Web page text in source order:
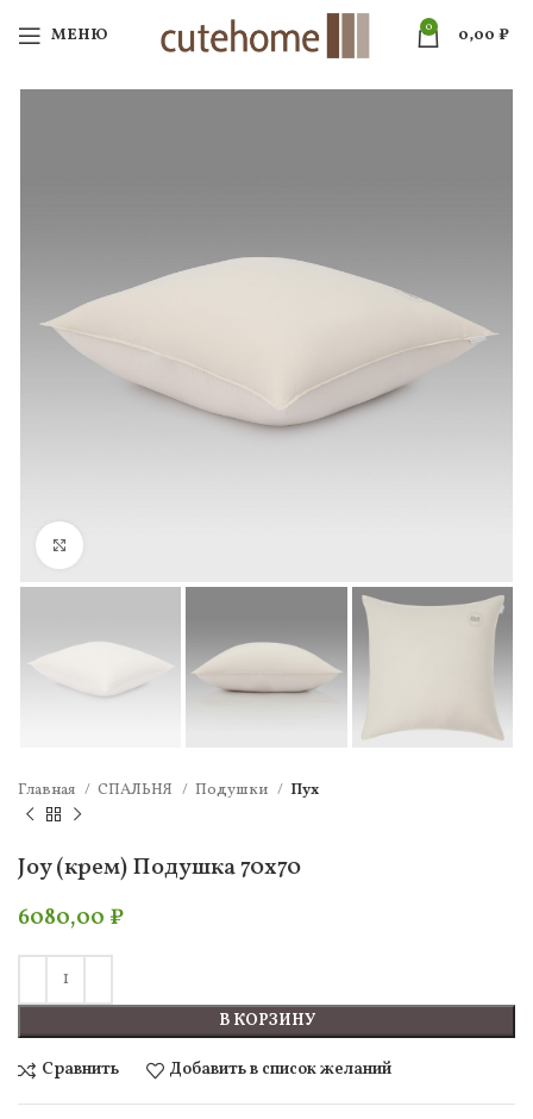
МЕНЮ 0 0,00 ₽
Главная СПАЛЬНЯ Подушки Пух
Joy (крем) Подушка 70х70
6080,00 ₽
В КОРЗИНУ
Сравнить Добавить в список желаний